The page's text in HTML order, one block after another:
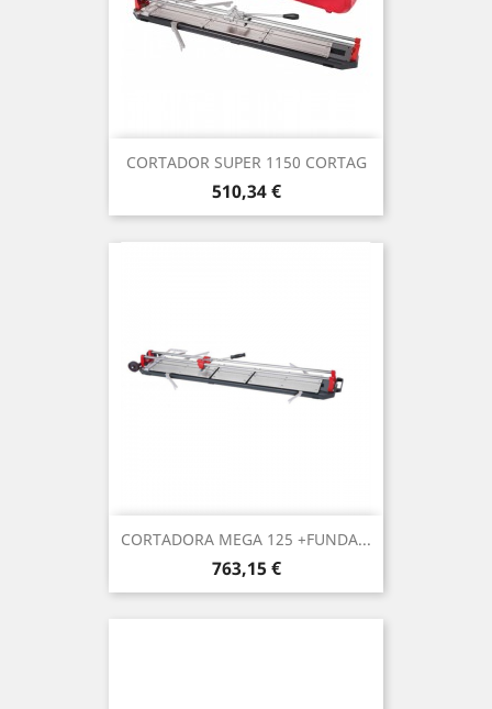
CORTADOR SUPER 1150 CORTAG
Precio
510,34 €
CORTADORA MEGA 125 +FUNDA...
Precio
763,15 €